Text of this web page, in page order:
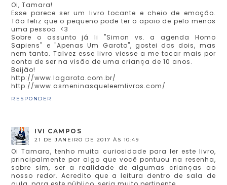
Oi, Tamara!
Esse parece ser um livro tocante e cheio de emoção.
Tão feliz que o pequeno pode ter o apoio de pelo menos
uma pessoa. <3
Sobre o assunto já li "Simon vs. a agenda Homo
Sapiens" e "Apenas Um Garoto", gostei dos dois, mas
nem tanto. Talvez esse livro viesse a me tocar mais por
conta de ser na visão de uma criança de 10 anos.
Beijão!
http://www.lagarota.com.br/
http://www.asmeninasqueleemlivros.com/
RESPONDER
IVI CAMPOS
21 DE JANEIRO DE 2017 ÀS 10:49
Oi Tamara, tenho muita curiosidade para ler este livro,
principalmente por algo que você pontuou na resenha,
sobre sim, ser a realidade de algumas crianças ao
nosso redor. Acredito que a leitura dentro de sala de